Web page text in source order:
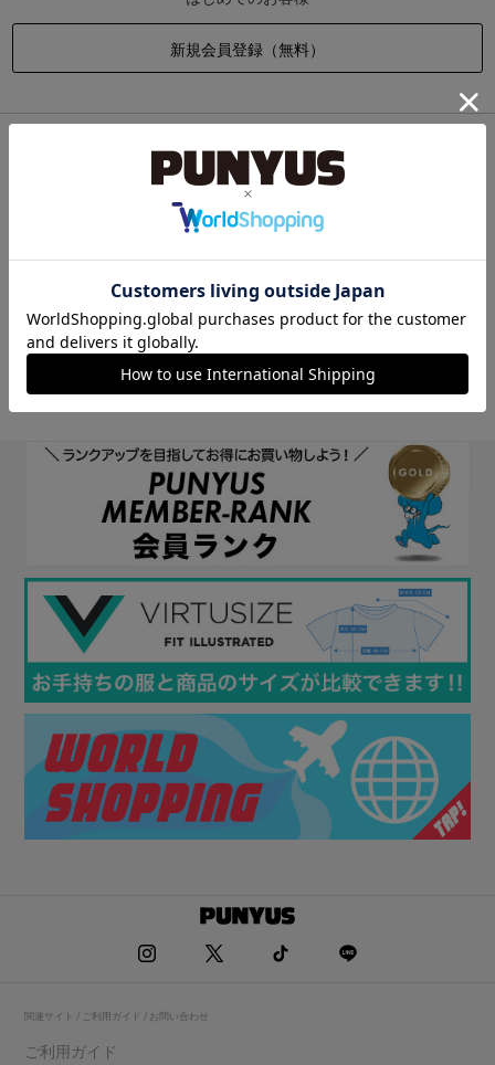
他のサイトIDで新規会員登録をしていただくと次回以降、そのIDで
ログインすることができます。
関連サイト / ご利用ガイド / お問い合わせ
ご利用ガイド